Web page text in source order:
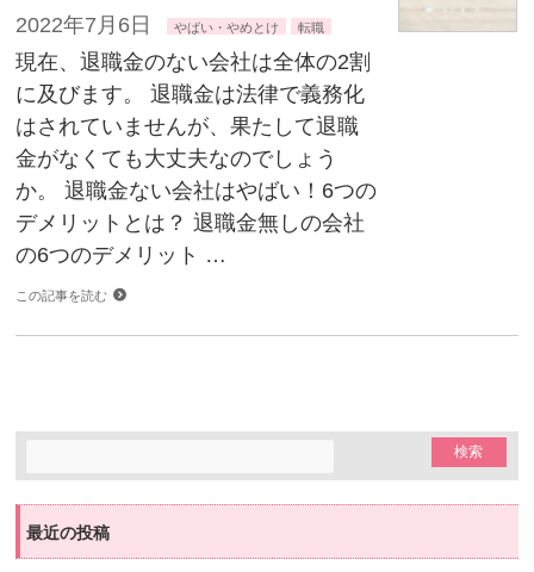
2022年7月6日 やばい・やめとけ 転職
現在、退職金のない会社は全体の2割
に及びます。 退職金は法律で義務化
はされていませんが、果たして退職
金がなくても大丈夫なのでしょう
か。 退職金ない会社はやばい！6つの
デメリットとは？ 退職金無しの会社
の6つのデメリット …
この記事を読む
最近の投稿